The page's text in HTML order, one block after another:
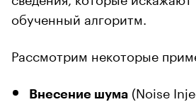
обученный алгоритм.
Рассмотрим некоторые
Внесение шума (Noise